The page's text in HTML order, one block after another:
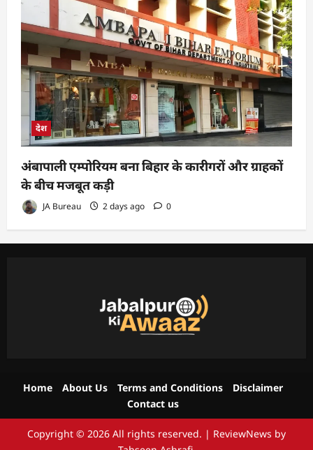
देश
अंबापाली एम्पोरियम बना बिहार के कारीगरों और ग्राहकों
के बीच मजबूत कड़ी
JA Bureau 2 days ago 0
Home About Us Terms and Conditions
Disclaimer
Contact us
Copyright © 2026 All rights reserved. | ReviewNews by